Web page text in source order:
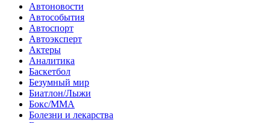
Автоновости
Автособытия
Автоспорт
Автоэксперт
Актеры
Аналитика
Баскетбол
Безумный мир
Биатлон/Лыжи
Бокс/MMA
Болезни и лекарства